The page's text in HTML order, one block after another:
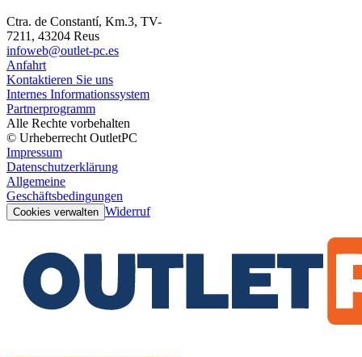
Ctra. de Constantí, Km.3, TV-
7211, 43204 Reus
infoweb@outlet-pc.es
Anfahrt
Kontaktieren Sie uns
Internes Informationssystem
Partnerprogramm
Alle Rechte vorbehalten
© Urheberrecht OutletPC
Impressum
Datenschutzerklärung
Allgemeine
Geschäftsbedingungen
Cookies verwalten Widerruf